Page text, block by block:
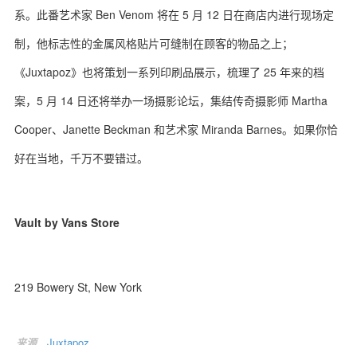
关于我们 联系我们
系。此番艺术家 Ben Venom 将在 5 月 12 日在商店内进行现场定
制，他标志性的金属风格贴片可缝制在顾客的物品之上；
《Juxtapoz》也将策划一系列印刷品展示，梳理了 25 年来的档
案，5 月 14 日还将举办一场摄影论坛，集结传奇摄影师 Martha
Cooper、Janette Beckman 和艺术家 Miranda Barnes。如果你恰
好在当地，千万不要错过。
Vault by Vans Store
219 Bowery St, New York